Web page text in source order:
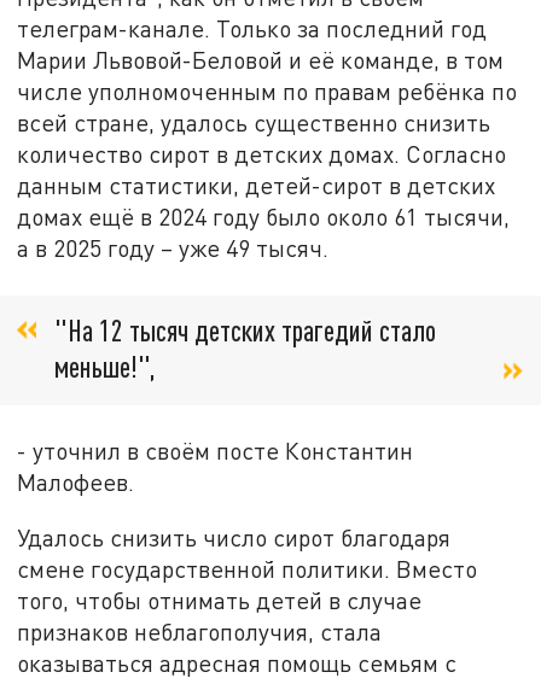
телеграм-канале. Только за последний год
Марии Львовой-Беловой и её команде, в том
числе уполномоченным по правам ребёнка по
всей стране, удалось существенно снизить
количество сирот в детских домах. Согласно
данным статистики, детей-сирот в детских
домах ещё в 2024 году было около 61 тысячи,
а в 2025 году – уже 49 тысяч.
"На 12 тысяч детских трагедий стало
меньше!",
- уточнил в своём посте Константин
Малофеев.
Удалось снизить число сирот благодаря
смене государственной политики. Вместо
того, чтобы отнимать детей в случае
признаков неблагополучия, стала
оказываться адресная помощь семьям с